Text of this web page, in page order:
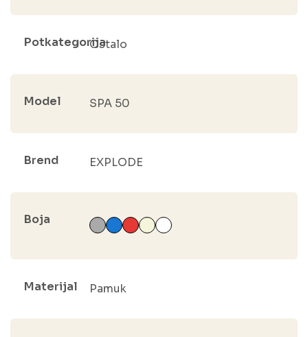
PotkategorijaOstalo
Model SPA 50
Brend EXPLODE
Boja
Materijal Pamuk